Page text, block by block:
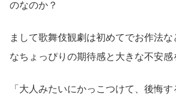
のなのか？
まして歌舞伎観劇は初めてでお作法
なちょっぴりの期待感と大きな不安感
「大人みたいにかっこつけて、後悔